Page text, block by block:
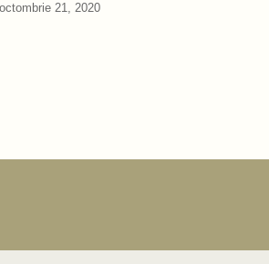
octombrie 21, 2020